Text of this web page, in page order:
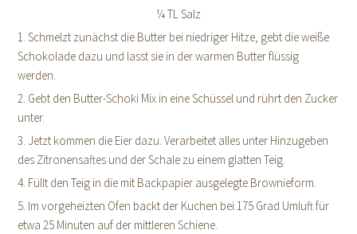
¼ TL Salz
1. Schmelzt zunächst die Butter bei niedriger Hitze, gebt die weiße
Schokolade dazu und lasst sie in der warmen Butter flüssig
werden.
2. Gebt den Butter-Schoki Mix in eine Schüssel und rührt den Zucker
unter.
3. Jetzt kommen die Eier dazu. Verarbeitet alles unter Hinzugeben
des Zitronensaftes und der Schale zu einem glatten Teig.
4. Füllt den Teig in die mit Backpapier ausgelegte Brownieform.
5. Im vorgeheizten Ofen backt der Kuchen bei 175 Grad Umluft für
etwa 25 Minuten auf der mittleren Schiene.